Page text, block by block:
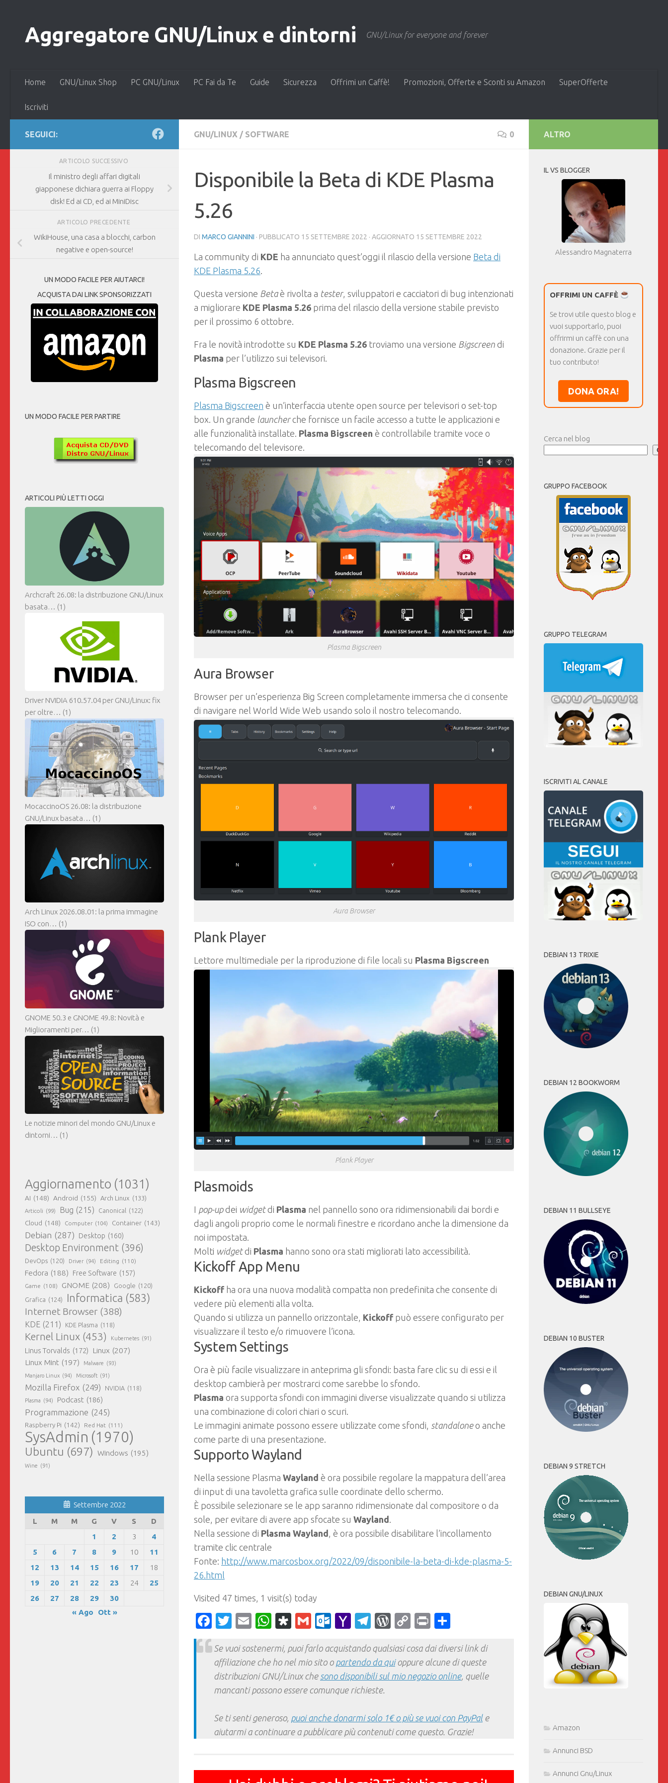
Aggregatore GNU/Linux e dintorni GNU/Linux for everyone and forever
Home GNU/Linux Shop PC GNU/Linux PC Fai da Te Guide Sicurezza Offrimi un Caffè! Promozioni, Offerte e Sconti su Amazon SuperOfferte
Iscriviti
GNU/LINUX / SOFTWARE 0
Disponibile la Beta di KDE Plasma
5.26
DI MARCO GIANNINI · PUBBLICATO 15 SETTEMBRE 2022 · AGGIORNATO 15 SETTEMBRE 2022
La community di KDE ha annunciato quest’oggi il rilascio della versione Beta di
KDE Plasma 5.26.
Questa versione Betaè rivolta a tester, sviluppatori e cacciatori di bug intenzionati
a migliorare KDE Plasma 5.26 prima del rilascio della versione stabile previsto
per il prossimo 6 ottobre.
Fra le novità introdotte su KDE Plasma 5.26 troviamo una versione Bigscreen di
Plasma per l’utilizzo sui televisori.
Plasma Bigscreen
Plasma Bigscreen è un’interfaccia utente open source per televisori o set-top
box. Un grande launcherche fornisce un facile accesso a tutte le applicazioni e
alle funzionalità installate. Plasma Bigscreen è controllabile tramite voce o
telecomando del televisore.
Plasma Bigscreen
Aura Browser
Browser per un’esperienza Big Screen completamente immersa che ci consente
di navigare nel World Wide Web usando solo il nostro telecomando.
Aura Browser
Plank Player
Lettore multimediale per la riproduzione di file locali su Plasma Bigscreen
Plank Player
Plasmoids
I pop-updei widgetdi Plasma nel pannello sono ora ridimensionabili dai bordi e
dagli angoli proprio come le normali finestre e ricordano anche la dimensione da
noi impostata.
Molti widgetdi Plasma hanno sono ora stati migliorati lato accessibilità.
Kickoff App Menu
Kickoff ha ora una nuova modalità compatta non predefinita che consente di
vedere più elementi alla volta.
Quando si utilizza un pannello orizzontale, Kickoff può essere configurato per
visualizzare il testo e/o rimuovere l’icona.
System Settings
Ora è più facile visualizzare in anteprima gli sfondi: basta fare clic su di essi e il
desktop cambierà per mostrarci come sarebbe lo sfondo.
Plasma ora supporta sfondi con immagini diverse visualizzate quando si utilizza
una combinazione di colori chiari o scuri.
Le immagini animate possono essere utilizzate come sfondi, standaloneo anche
come parte di una presentazione.
Supporto Wayland
Nella sessione Plasma Wayland è ora possibile regolare la mappatura dell’area
di input di una tavoletta grafica sulle coordinate dello schermo.
È possibile selezionare se le app saranno ridimensionate dal compositore o da
sole, per evitare di avere app sfocate su Wayland
Nella sessione di Plasma Wayland , è ora possibile disabilitare l’incollamento
tramite clic centrale
Fonte: http://www.marcosbox.org/2022/09/disponibile-la-beta-di-kde-plasma-5-
26.html
Visited 47 times, 1 visit(s) today
Facebook
Twitter
EmailWhatsApp
Diaspora
GmailOutlook.com
YahooTelegram
WordPress
CopyPrint
Se vuoi sostenermi, puoi farlo acquistando qualsiasi cosa dai diversi link di
affiliazione che ho nel mio sito o partendo da quioppure alcune di queste
distribuzioni GNU/Linux che sono disponibili sul mio negozio online, quelle
mancanti possono essere comunque richieste.
Se ti senti generoso, puoi anche donarmi solo 1€ o più se vuoi con PayPale
aiutarmi a continuare a pubblicare più contenuti come questo. Grazie!
SEGUICI:
ARTICOLO SUCCESSIVO
Il ministro degli affari digitali
giapponese dichiara guerra ai Floppy
disk! Ed ai CD, ed ai MiniDisc
ARTICOLO PRECEDENTE
WikiHouse, una casa a blocchi, carbon
negative e open-source!
UN MODO FACILE PER AIUTARCI!
ACQUISTA DAI LINK SPONSORIZZATI
UN MODO FACILE PER PARTIRE
ARTICOLI PIÙ LETTI OGGI
Archcraft 26.08: la distribuzione GNU/Linux
basata… (1)
Driver NVIDIA 610.57.04 per GNU/Linux: fix
per oltre… (1)
MocaccinoOS 26.08: la distribuzione
GNU/Linux basata… (1)
Arch Linux 2026.08.01: la prima immagine
ISO con… (1)
GNOME 50.3 e GNOME 49.8: Novità e
Miglioramenti per… (1)
Le notizie minori del mondo GNU/Linux e
dintorni… (1)
Aggiornamento (1031)
AI (148) Android (155) Arch Linux (133)
Articoli (99) Bug (215) Canonical (122)
Cloud (148) Computer (104) Container (143)
Debian (287) Desktop (160)
Desktop Environment (396)
DevOps (120) Driver (94) Editing (110)
Fedora (188) Free Software (157)
Game (108) GNOME (208) Google (120)
Grafica (124) Informatica (583)
Internet Browser (388)
KDE (211) KDE Plasma (118)
Kernel Linux (453) Kubernetes (91)
Linus Torvalds (172) Linux (207)
Linux Mint (197) Malware (93)
Manjaro Linux (94) Microsoft (91)
Mozilla Firefox (249) NVIDIA (118)
Plasma (94) Podcast (186)
Programmazione (245)
Raspberry Pi (142) Red Hat (111)
SysAdmin (1970)
Ubuntu (697) Windows (195)
Wine (91)
Settembre 2022
L
M M G V S
D
1
2 3
4
5
6 7 8 9 10
11
12
13 14 15 16 17
18
19
20 21 22 23 24
25
26
27 28 29
30
« Ago
Ott »
ALTRO
IL VS BLOGGER
Alessandro Magnaterra
OFFRIMI UN CAFFÈ
Se trovi utile questo blog e
vuoi supportarlo, puoi
offrirmi un caffè con una
donazione. Grazie per il
tuo contributo!
DONA ORA!
Cerca nel blog
GRUPPO FACEBOOK
GRUPPO TELEGRAM
ISCRIVITI AL CANALE
DEBIAN 13 TRIXIE
DEBIAN 12 BOOKWORM
DEBIAN 11 BULLSEYE
DEBIAN 10 BUSTER
DEBIAN 9 STRETCH
DEBIAN GNU/LINUX
Amazon
Annunci BSD
Annunci Gnu/Linux